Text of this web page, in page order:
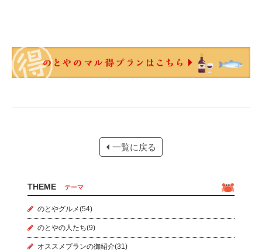
一覧に戻る
THEMEテーマ
のとやグルメ(54)
のとやの人たち(9)
オススメプランの御紹介(31)